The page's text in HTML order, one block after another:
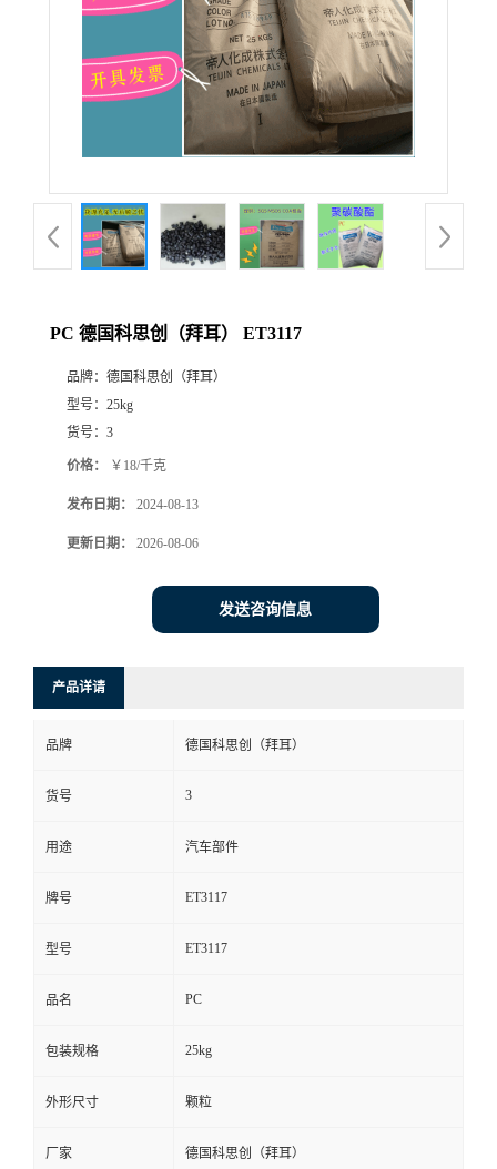
PC 德国科思创（拜耳） ET3117
品牌： 德国科思创（拜耳）
型号： 25kg
货号： 3
价格： ￥18/千克
发布日期： 2024-08-13
更新日期： 2026-08-06
发送咨询信息
产品详请
品牌 德国科思创（拜耳）
货号 3
用途 汽车部件
牌号 ET3117
型号 ET3117
品名 PC
包装规格 25kg
外形尺寸 颗粒
厂家 德国科思创（拜耳）